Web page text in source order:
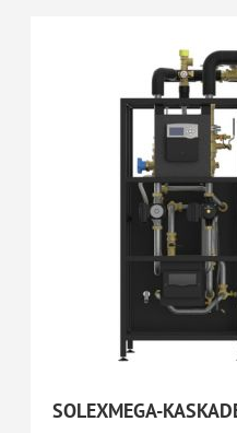
SOLEXMEGA-